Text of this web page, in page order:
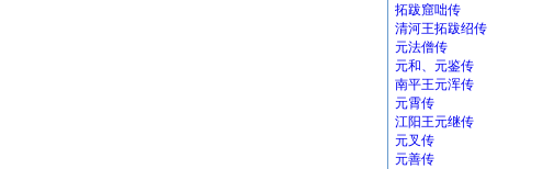
拓跋窟咄传
清河王拓跋绍传
元法僧传
元和、元鉴传
南平王元浑传
元霄传
江阳王元继传
元叉传
元善传